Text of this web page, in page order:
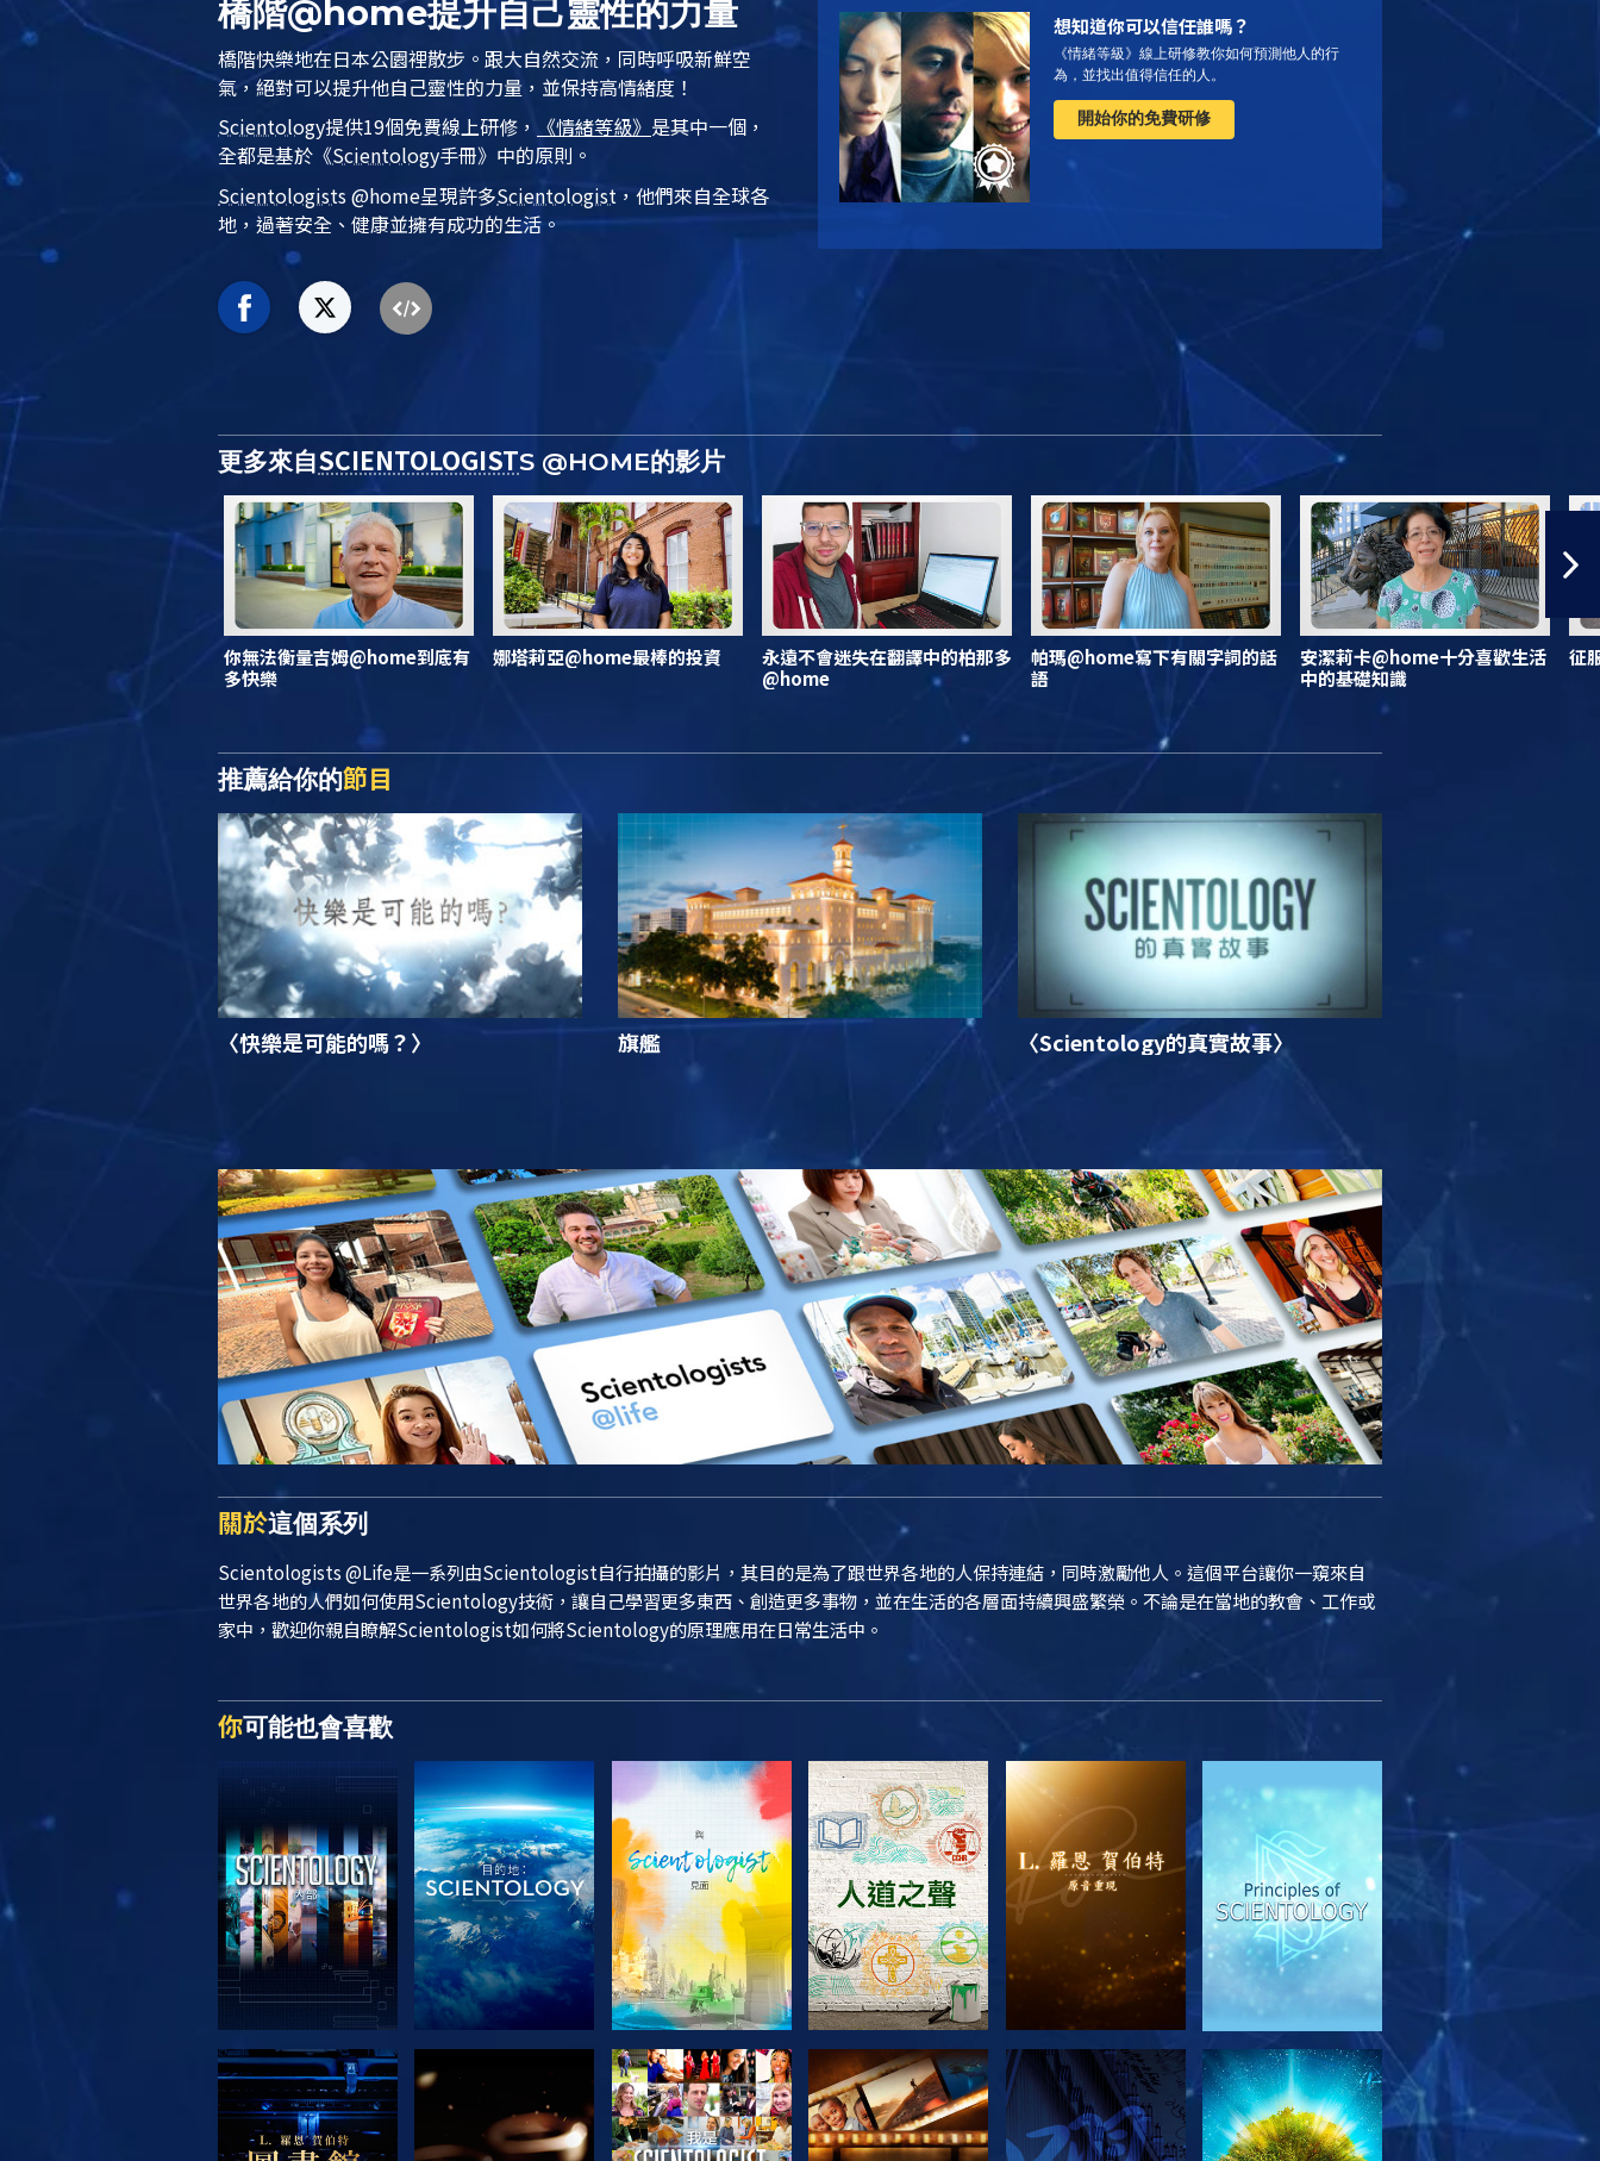
橋階@home提升自己靈性的力量
橋階快樂地在日本公園裡散步。跟大自然交流，同時呼吸新鮮空
氣，絕對可以提升他自己靈性的力量，並保持高情緒度！
Scientology提供19個免費線上研修， 《情緒等級》 是其中一個，
全都是基於 《Scientology手冊》 中的原則。
Scientologists @home呈現許多Scientologist ，他們來自全球各
地，過著安全、健康並擁有成功的生活。
想知道你可以信任誰嗎？
《情緒等級》線上研修教你如何預測他人的行
為，並找出值得信任的人。
開始你的免費研修
更多來自SCIENTOLOGISTS @HOME的影片
你無法衡量吉姆@home到底有
多快樂
娜塔莉亞@home最棒的投資
永遠不會迷失在翻譯中的柏那多
@home
帕瑪@home寫下有關字詞的話
語
安潔莉卡@home十分喜歡生活
中的基礎知識
征
推薦給你的節目
〈快樂是可能的嗎？〉 旗艦 〈Scientology的真實故事〉
關於這個系列
Scientologists @Life是一系列由Scientologist自行拍攝的影片，其目的是為了跟世界各地的人保持連結，同時激勵他人。這個平台讓你一窺來自
世界各地的人們如何使用Scientology技術，讓自己學習更多東西、創造更多事物，並在生活的各層面持續興盛繁榮。不論是在當地的教會、工作或
家中，歡迎你親自瞭解Scientologist如何將Scientology的原理應用在日常生活中。
你可能也會喜歡
探索系列節目 探索系列節目 探索系列節目 探索系列節目 探索系列節目 觀看